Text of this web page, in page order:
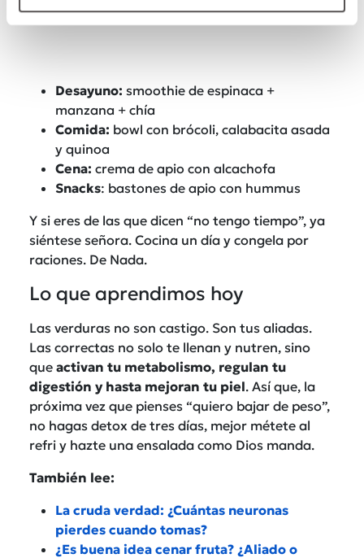
Desayuno: smoothie de espinaca +
manzana + chía
Comida: bowl con brócoli, calabacita asada
y quinoa
Cena: crema de apio con alcachofa
Snacks: bastones de apio con hummus
Y si eres de las que dicen “no tengo tiempo”, ya
siéntese señora. Cocina un día y congela por
raciones. De Nada.
Lo que aprendimos hoy
Las verduras no son castigo. Son tus aliadas.
Las correctas no solo te llenan y nutren, sino
que activan tu metabolismo, regulan tu
digestión y hasta mejoran tu piel. Así que, la
próxima vez que pienses “quiero bajar de peso”,
no hagas detox de tres días, mejor métete al
refri y hazte una ensalada como Dios manda.
También lee:
La cruda verdad: ¿Cuántas neuronas
pierdes cuando tomas?
¿Es buena idea cenar fruta? ¿Aliado o